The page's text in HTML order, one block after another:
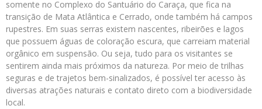
somente no Complexo do Santuário do Caraça, que fica na
transição de Mata Atlântica e Cerrado, onde também há campos
rupestres. Em suas serras existem nascentes, ribeirões e lagos
que possuem águas de coloração escura, que carreiam material
orgânico em suspensão. Ou seja, tudo para os visitantes se
sentirem ainda mais próximos da natureza. Por meio de trilhas
seguras e de trajetos bem-sinalizados, é possível ter acesso às
diversas atrações naturais e contato direto com a biodiversidade
local.